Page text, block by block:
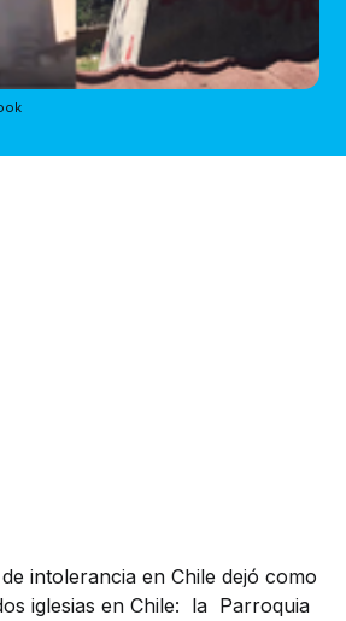
intolerancia en Chile dejó como
iglesias en Chile: la Parroquia